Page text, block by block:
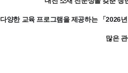
다양한 교육 프로그램을 제공하는 「2026
많은